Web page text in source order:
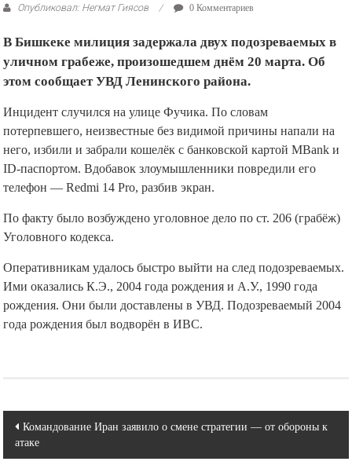
Опубликовал: Негмат Гиясов 0 Комментариев
В Бишкеке милиция задержала двух подозреваемых в
уличном грабеже, произошедшем днём 20 марта. Об
этом сообщает УВД Ленинского района.
Инцидент случился на улице Фучика. По словам
потерпевшего, неизвестные без видимой причины напали на
него, избили и забрали кошелёк с банковской картой MBank и
ID-паспортом. Вдобавок злоумышленники повредили его
телефон — Redmi 14 Pro, разбив экран.
По факту было возбуждено уголовное дело по ст. 206 (грабёж)
Уголовного кодекса.
Оперативникам удалось быстро выйти на след подозреваемых.
Ими оказались К.Э., 2004 года рождения и А.У., 1990 года
рождения. Они были доставлены в УВД. Подозреваемый 2004
года рождения был водворён в ИВС.
Навигация
по
Командование Иран заявило о смене стратегии — от обороны к
атаке